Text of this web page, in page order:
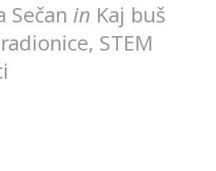
Sečan in Kaj buš
STEM